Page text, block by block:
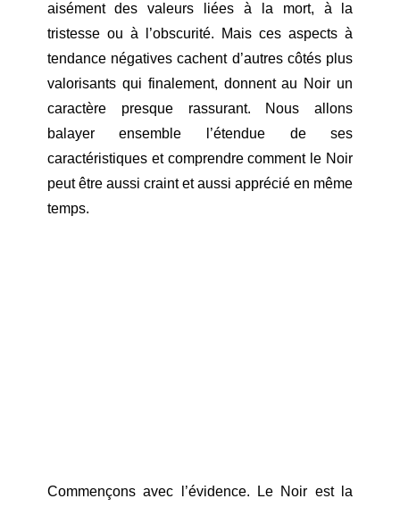
aisément des valeurs liées à la mort, à la
tristesse ou à l’obscurité. Mais ces aspects à
tendance négatives cachent d’autres côtés plus
valorisants qui finalement, donnent au Noir un
caractère presque rassurant. Nous allons
balayer ensemble l’étendue de ses
caractéristiques et comprendre comment le Noir
peut être aussi craint et aussi apprécié en même
temps.
Commençons avec l’évidence. Le Noir est la